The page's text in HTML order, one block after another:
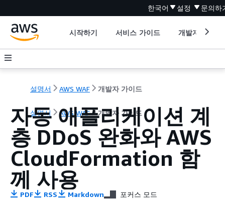
한국어 설정 문의하
시작하기 서비스 가이드 개발자 도구
설명서 AWS WAF 개발자 가이드
설명서 AWS WAF 개발자 가이드
자동 애플리케이션 계
층 DDoS 완화와 AWS
CloudFormation 함
께 사용
PDF RSS Markdown 포커스 모드